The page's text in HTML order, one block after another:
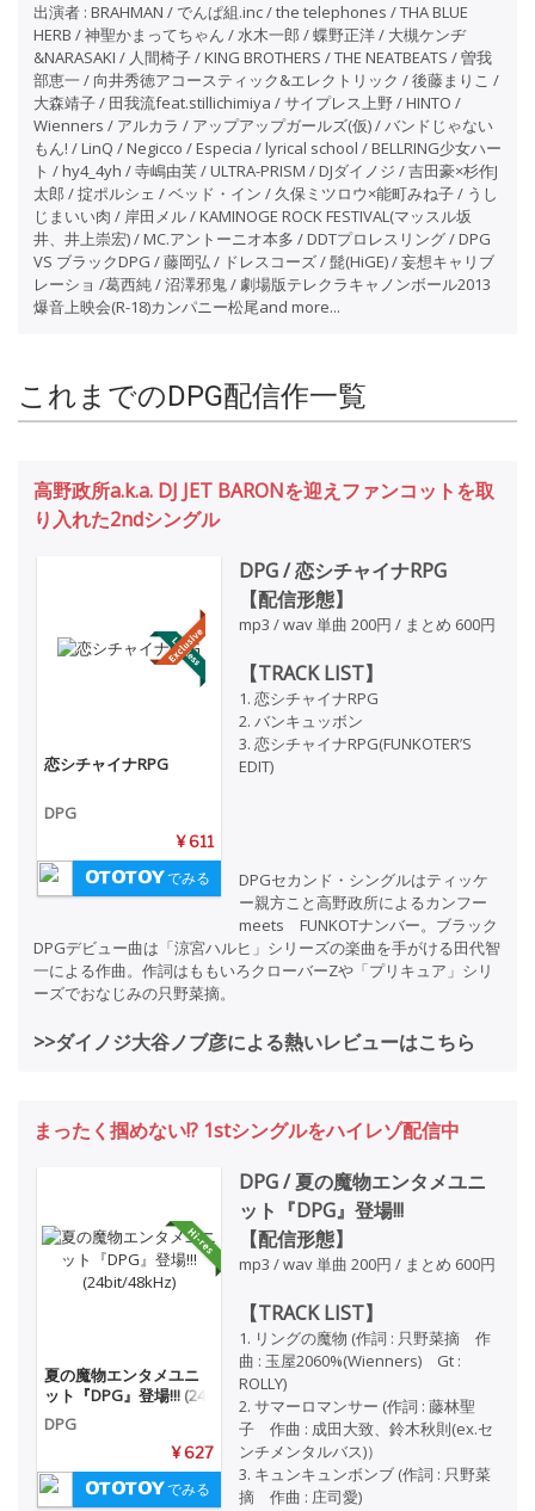
出演者 : BRAHMAN / でんぱ組.inc / the telephones / THA BLUE
HERB / 神聖かまってちゃん / 水木一郎 / 蝶野正洋 / 大槻ケンヂ
&NARASAKI / 人間椅子 / KING BROTHERS / THE NEATBEATS / 曽我
部恵一 / 向井秀徳アコースティック&エレクトリック / 後藤まりこ /
大森靖子 / 田我流feat.stillichimiya / サイプレス上野 / HINTO /
Wienners / アルカラ / アップアップガールズ(仮) / バンドじゃない
もん! / LinQ / Negicco / Especia / lyrical school / BELLRING少女ハー
ト / hy4_4yh / 寺嶋由芙 / ULTRA-PRISM / DJダイノジ / 吉田豪×杉作J
太郎 / 掟ポルシェ / ベッド・イン / 久保ミツロウ×能町みね子 / うし
じまいい肉 / 岸田メル / KAMINOGE ROCK FESTIVAL(マッスル坂
井、井上崇宏) / MC.アントーニオ本多 / DDTプロレスリング / DPG
VS ブラックDPG / 藤岡弘 / ドレスコーズ / 髭(HiGE) / 妄想キャリブ
レーショ /葛西純 / 沼澤邪鬼 / 劇場版テレクラキャノンボール2013
爆音上映会(R-18)カンパニー松尾and more...
これまでのDPG配信作一覧
高野政所a.k.a. DJ JET BARONを迎えファンコットを取
り入れた2ndシングル
恋シチャイナRPG
DPG
¥ 611
でみる
DPG / 恋シチャイナRPG
【配信形態】
mp3 / wav 単曲 200円 / まとめ 600円
【TRACK LIST】
1. 恋シチャイナRPG
2. バンキュッボン
3. 恋シチャイナRPG(FUNKOTER’S
EDIT)
DPGセカンド・シングルはティッケ
ー親方こと高野政所によるカンフー
meets FUNKOTナンバー。ブラック
DPGデビュー曲は「涼宮ハルヒ」シリーズの楽曲を手がける田代智
一による作曲。作詞はももいろクローバーZや「プリキュア」シリ
ーズでおなじみの只野菜摘。
>>ダイノジ大谷ノブ彦による熱いレビューはこちら
まったく掴めない!? 1stシングルをハイレゾ配信中
夏の魔物エンタメユニ
ット『DPG』登場!!! (24
bit/48kHz)
DPG
¥ 627
でみる
DPG / 夏の魔物エンタメユニ
ット『DPG』登場!!!
【配信形態】
mp3 / wav 単曲 200円 / まとめ 600円
【TRACK LIST】
1. リングの魔物 (作詞 : 只野菜摘 作
曲 : 玉屋2060%(Wienners) Gt :
ROLLY)
2. サマーロマンサー (作詞 : 藤林聖
子 作曲 : 成田大致、鈴木秋則(ex.セ
ンチメンタルバス)）
3. キュンキュンボンブ (作詞 : 只野菜
摘 作曲 : 庄司愛)